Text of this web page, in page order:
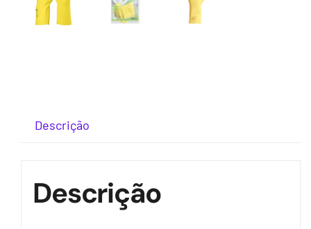
Descrição
Descrição